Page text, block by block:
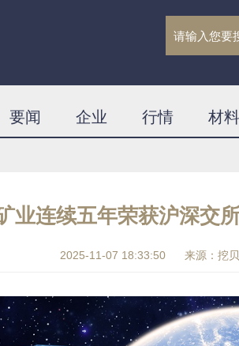
要闻 企业 行情 材料
业连续五年荣获沪深交
2025-11-07 18:33:50 来源：挖